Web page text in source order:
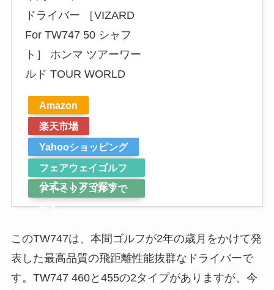
ドライバー ［VIZARD
For TW747 50 シャフ
ト］ ホンマ ツアーワー
ルド TOUR WORLD
Amazon
楽天市場
Yahooショッピング
フェアウェイゴルフ
公式ストアで探す
アトミックゴルフで
探す
このTW747は、本間ゴルフが2年の歳月をかけて発
表した最高品質の飛距離性能抜群なドライバーで
す。TW747 460と455の2タイプがありますが、今